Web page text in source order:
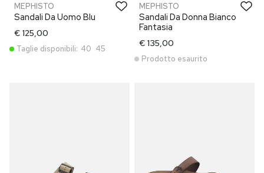
MEPHISTO
Sandali Da Uomo Blu
€ 125,00
Taglie disponibili: 40 45
MEPHISTO
Sandali Da Donna Bianco
Fantasia
€ 135,00
Prodotto esaurito